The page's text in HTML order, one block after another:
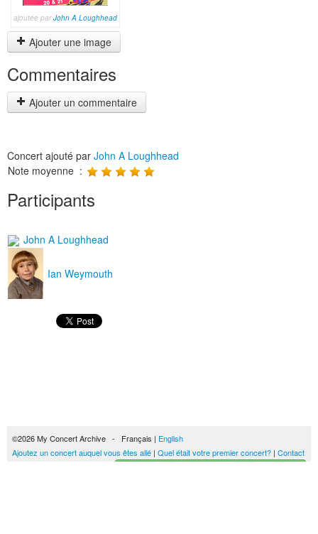
ajoutée parJohn A Loughhead
Ajouter une image
Commentaires
Ajouter un commentaire
Concert ajouté par John A Loughhead
Note moyenne :
Participants
John A Loughhead
Ian Weymouth
©2026 My Concert Archive - Français | English
Ajoutez un concert auquel vous êtes allé | Quel était votre premier concert? | Contact